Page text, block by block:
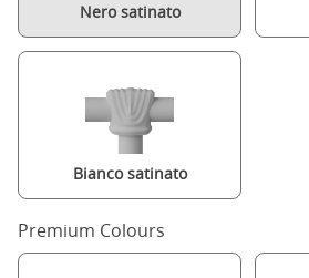
Nero satinato
Bianco satinato
Premium Colours